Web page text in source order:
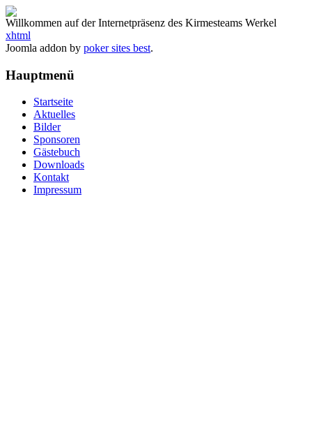
Willkommen auf der Internetpräsenz des Kirmesteams Werkel
xhtml
Joomla addon by poker sites best.
Hauptmenü
Startseite
Aktuelles
Bilder
Sponsoren
Gästebuch
Downloads
Kontakt
Impressum